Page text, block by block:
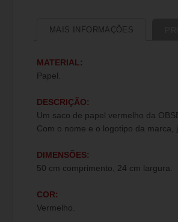
MAIS INFORMAÇÕES
MATERIAL:
Papel.
DESCRIÇÃO:
Um saco de papel vermelho da
Com o nome e o logotipo da marca,
DIMENSÕES:
50 cm comprimento, 24 cm largura.
COR:
Vermelho.